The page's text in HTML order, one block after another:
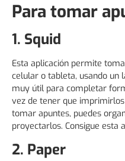
Para tomar
1. Squid
Esta aplicación permite
celular o tableta, usando un
muy útil para completar
vez de tener que
tomar apuntes, puedes
proyectarlos. Consigue esta
2. Paper